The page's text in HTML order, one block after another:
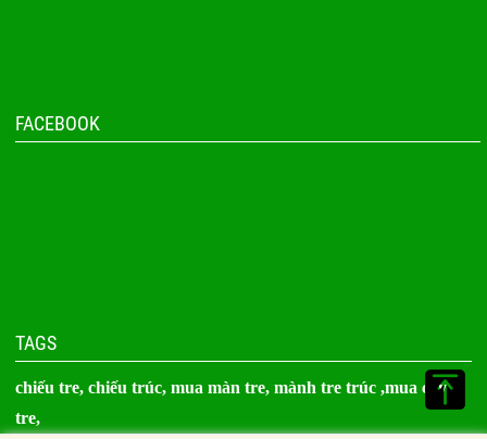
FACEBOOK
TAGS
chiếu tre,chiếu trúc, mua màn tre,mành tre trúc ,mua cây
tre,